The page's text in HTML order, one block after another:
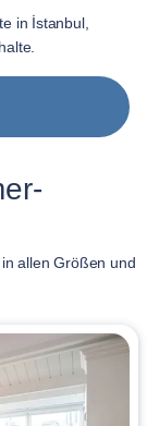
in İstanbul,
allen Größen und